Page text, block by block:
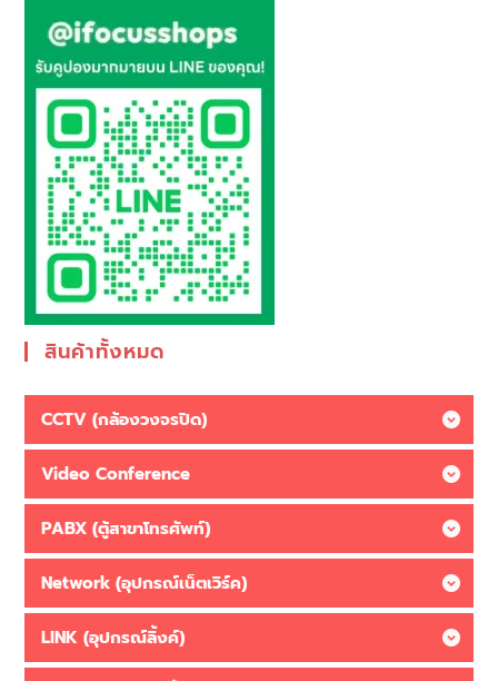
สินค้าทั้งหมด
CCTV (กล้องวงจรปิด)
Video Conference
PABX (ตู้สาขาโทรศัพท์)
Network (อุปกรณ์เน็ตเวิร์ค)
LINK (อุปกรณ์ลิ้งค์)